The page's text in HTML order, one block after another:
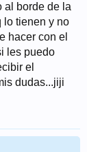
al borde de la
lo tienen y no
hacer con el
les puedo
el
dudas...jiji